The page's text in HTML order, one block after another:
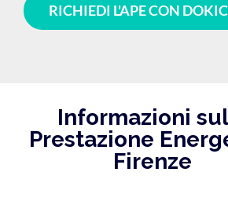
RICHIEDI L'APE CON
Informazioni
Prestazione
Firenze